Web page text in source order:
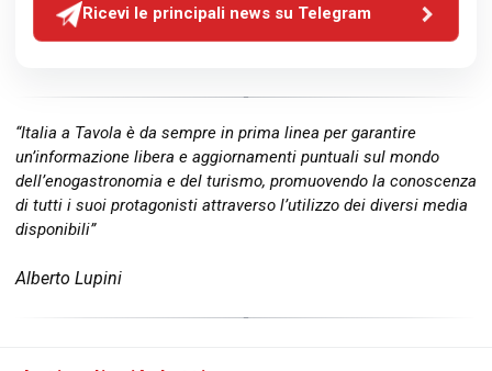
Ricevi le principali news su Telegram
“Italia a Tavola è da sempre in prima linea per garantire
un’informazione libera e aggiornamenti puntuali sul mondo
dell’enogastronomia e del turismo, promuovendo la conoscenza
di tutti i suoi protagonisti attraverso l’utilizzo dei diversi media
disponibili”
Alberto Lupini